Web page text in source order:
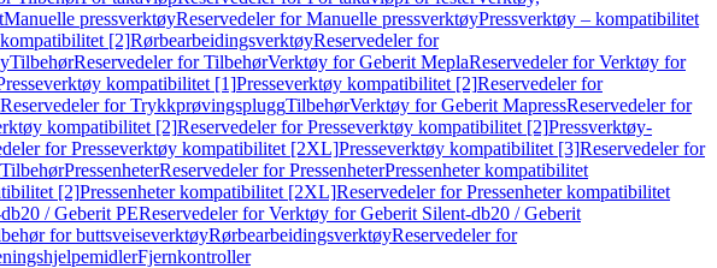
Manuelle pressverktøyReservedeler for Manuelle pressverktøyPressverktøy – kompatibilitet
[2]RørbearbeidingsverktøyReservedeler for
TilbehørReservedeler for TilbehørVerktøy for Geberit MeplaReservedeler for Verktøy for
kompatibilitet [1]Presseverktøy kompatibilitet [2]Reservedeler for
Reservedeler for TrykkprøvingspluggTilbehørVerktøy for Geberit MapressReservedeler for
kompatibilitet [2]Reservedeler for Presseverktøy kompatibilitet [2]Pressverktøy-
for Presseverktøy kompatibilitet [2XL]Presseverktøy kompatibilitet [3]Reservedeler for
TilbehørPressenheterReservedeler for PressenheterPressenheter kompatibilitet
[2]Pressenheter kompatibilitet [2XL]Reservedeler for Pressenheter kompatibilitet
/ Geberit PEReservedeler for Verktøy for Geberit Silent-db20 / Geberit
for buttsveiseverktøyRørbearbeidingsverktøyReservedeler for
Fjernkontroller